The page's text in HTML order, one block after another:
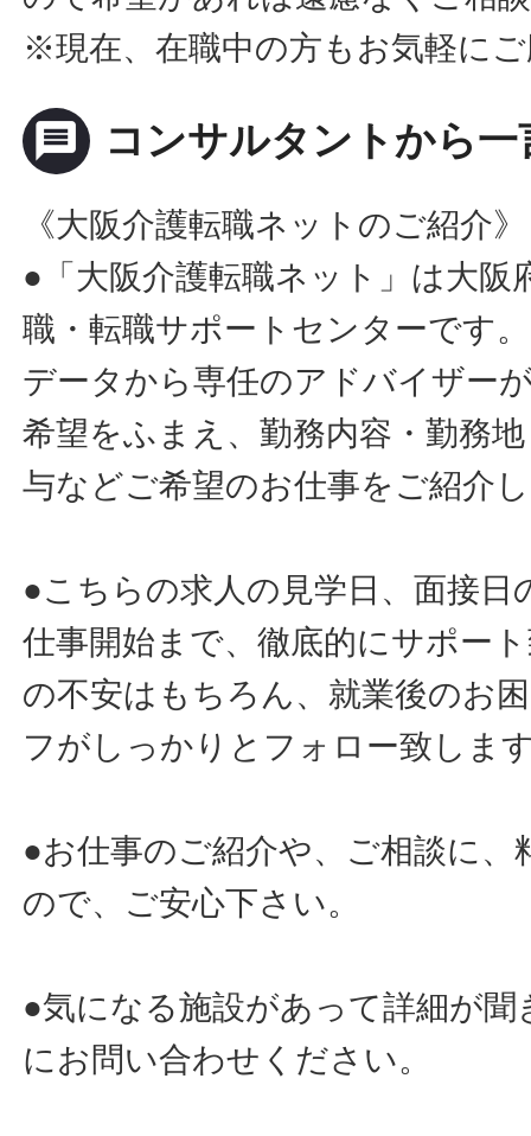
※現在、在職中の方もお気軽に
message コンサルタントから一
《大阪介護転職ネットのご紹介》
●「大阪介護転職ネット」は大阪
職・転職サポートセンターです
データから専任のアドバイザー
希望をふまえ、勤務内容・勤務
与などご希望のお仕事をご紹介
●こちらの求人の見学日、面接日
仕事開始まで、徹底的にサポー
の不安はもちろん、就業後のお
フがしっかりとフォロー致しま
●お仕事のご紹介や、ご相談に
ので、ご安心下さい。
●気になる施設があって詳細が
にお問い合わせください。